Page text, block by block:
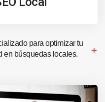
para optimizar tu
en búsquedas locales.